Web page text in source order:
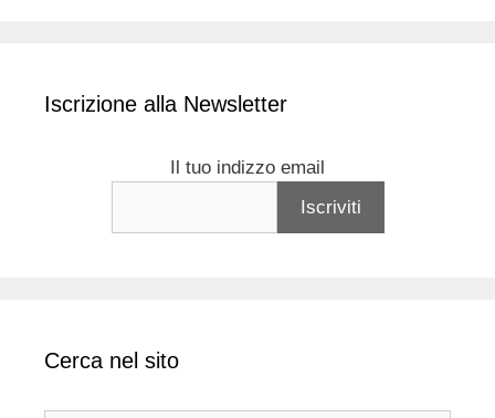
Iscrizione alla Newsletter
Il tuo indizzo email
Cerca nel sito